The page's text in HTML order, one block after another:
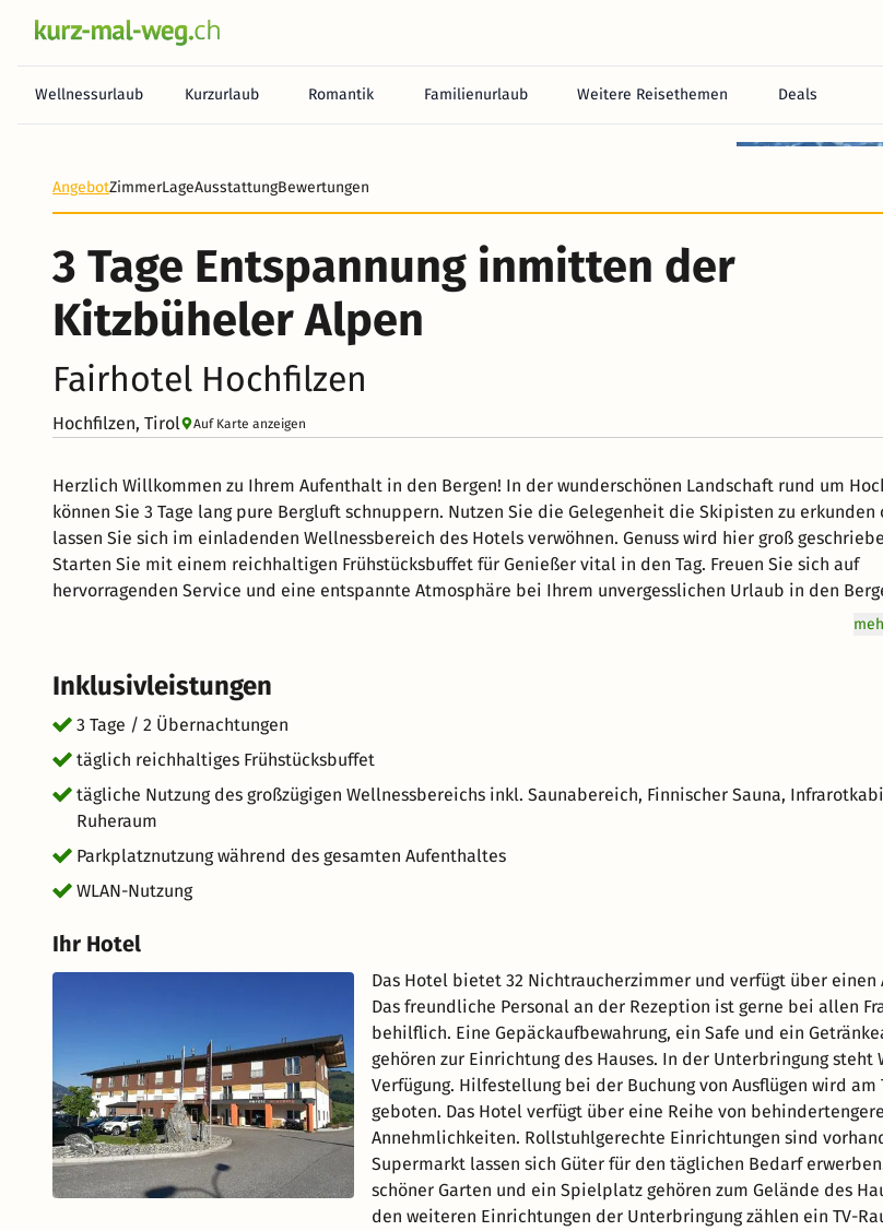
Wellnessurlaub Kurzurlaub Romantik Familienurlaub Weitere Reisethemen Deals
AngebotZimmerLageAusstattungBewertungen
3 Tage Entspannung inmitten der
Kitzbüheler Alpen
Fairhotel Hochfilzen
Hochfilzen, Tirol Auf Karte anzeigen
Herzlich Willkommen zu Ihrem Aufenthalt in den Bergen! In der wunderschönen Landschaft rund um
können Sie 3 Tage lang pure Bergluft schnuppern. Nutzen Sie die Gelegenheit die Skipisten zu erkunden
lassen Sie sich im einladenden Wellnessbereich des Hotels verwöhnen. Genuss wird hier groß
Starten Sie mit einem reichhaltigen Frühstücksbuffet für Genießer vital in den Tag. Freuen Sie sich auf
hervorragenden Service und eine entspannte Atmosphäre bei Ihrem unvergesslichen Urlaub in den
Inklusivleistungen
3 Tage / 2 Übernachtungen
täglich reichhaltiges Frühstücksbuffet
tägliche Nutzung des großzügigen Wellnessbereichs inkl. Saunabereich, Finnischer Sauna,
Ruheraum
Parkplatznutzung während des gesamten Aufenthaltes
WLAN-Nutzung
Ihr Hotel
Das Hotel bietet 32 Nichtraucherzimmer und verfügt über einen
Das freundliche Personal an der Rezeption ist gerne bei allen
behilflich. Eine Gepäckaufbewahrung, ein Safe und ein
gehören zur Einrichtung des Hauses. In der Unterbringung steht
Verfügung. Hilfestellung bei der Buchung von Ausflügen wird am
geboten. Das Hotel verfügt über eine Reihe von
Annehmlichkeiten. Rollstuhlgerechte Einrichtungen sind
Supermarkt lassen sich Güter für den täglichen Bedarf
schöner Garten und ein Spielplatz gehören zum Gelände des
den weiteren Einrichtungen der Unterbringung zählen ein TV-